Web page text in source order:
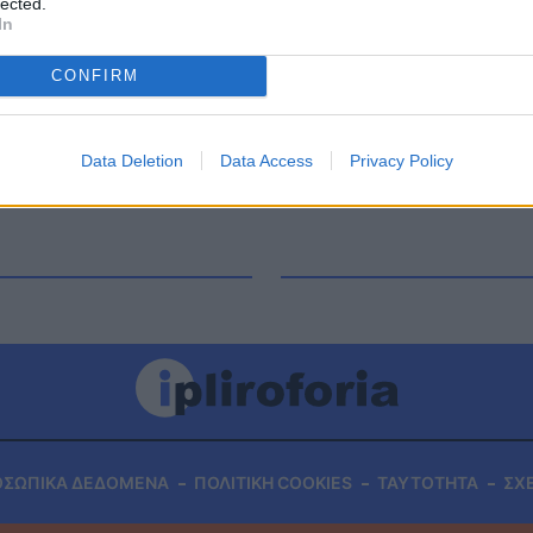
CONFIRM
Data Deletion Data Access Privacy Policy
Ηλίας Μίχος, προσπαθεί να επικοινωνήσει με
αποτέλεσμα. Σύμφωνα με τον ΑΝΤ1 ο
με τα […]
ΔΕΔΟΜΕΝΑ ΠΟΛΙΤΙΚΗ COOKIES ΤΑΥΤΟΤΗΤΑ